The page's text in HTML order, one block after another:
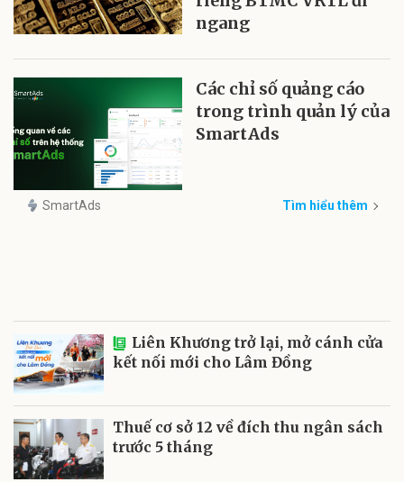
ngang
Các chỉ số quảng cáo
trong trình quản lý của
SmartAds
SmartAds Tìm hiểu thêm
Liên Khương trở lại, mở cánh cửa
kết nối mới cho Lâm Đồng
Thuế cơ sở 12 về đích thu ngân sách
trước 5 tháng